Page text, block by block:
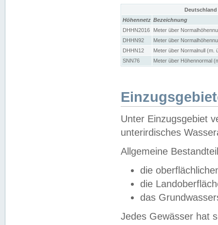
Höhennetz Bezeichnung
DHHN2016
Meter über
DHHN92
Meter über
DHHN12
Meter über Normalnull (m.
SNN76
Meter über Höhennormal
Unter Einzugsgebiet
unterirdisches
Allgemeine
die
die
das
Jedes Gewässer hat